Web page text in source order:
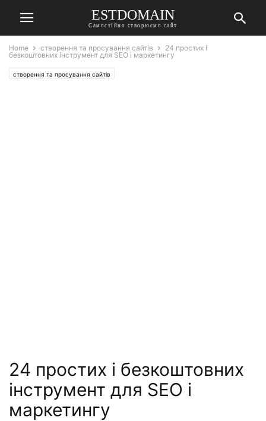
ESTDOMAIN
Самостійно створюємо сайт
Home створення та просування сайтів
24 простих і
безкоштовних інструмент для SEO і маркетингу
створення та просування сайтів
24 простих і безкоштовних
інструмент для SEO і
маркетингу